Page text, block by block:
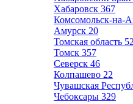
Хабаровск 367
Комсомольск-на-
Амурск 20
Томская область
Томск 357
Северск 46
Колпашево 22
Чувашская
Чебоксары 329